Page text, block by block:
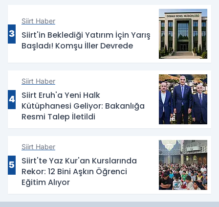
3
Siirt Haber
Siirt'in Beklediği Yatırım İçin Yarış
Başladı! Komşu İller Devrede
4
Siirt Haber
Siirt Eruh'a Yeni Halk
Kütüphanesi Geliyor: Bakanlığa
Resmi Talep İletildi
5
Siirt Haber
Siirt'te Yaz Kur'an Kurslarında
Rekor: 12 Bini Aşkın Öğrenci
Eğitim Alıyor